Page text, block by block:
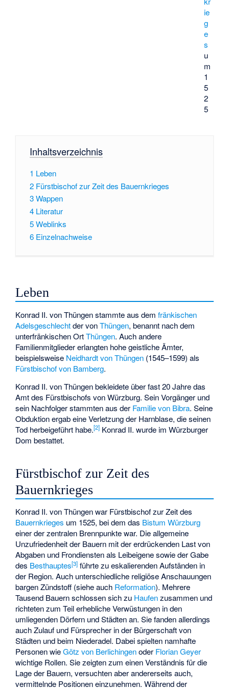
ie
g
e
s
u
m
1
5
2
5
Inhaltsverzeichnis
1 Leben
2 Fürstbischof zur Zeit des Bauernkrieges
3Wappen
4 Literatur
5Weblinks
6 Einzelnachweise
Leben
Konrad II. von Thüngen stammte aus demfränkischen
Adelsgeschlechtder vonThüngen, benannt nach dem
unterfränkischen OrtThüngen. Auch andere
Familienmitglieder erlangten hohe geistliche Ämter,
beispielsweise Neidhardt von Thüngen (1545–1599) als
Fürstbischof von Bamberg.
Konrad II. von Thüngen bekleidete über fast 20 Jahre das
Amt des Fürstbischofs von Würzburg. Sein Vorgänger und
sein Nachfolger stammten aus der Familie von Bibra. Seine
Obduktion ergab eine Verletzung der Harnblase, die seinen
Tod herbeigeführt habe.[2] Konrad II. wurde im Würzburger
Dom bestattet.
Fürstbischof zur Zeit des
Bauernkrieges
Konrad II. von Thüngen war Fürstbischof zur Zeit des
Bauernkrieges um 1525, bei dem das Bistum Würzburg
einer der zentralen Brennpunkte war. Die allgemeine
Unzufriedenheit der Bauern mit der erdrückenden Last von
Abgaben und Frondiensten als Leibeigene sowie der Gabe
des Besthauptes[3] führte zu eskalierenden Aufständen in
der Region. Auch unterschiedliche religiöse Anschauungen
bargen Zündstoff (siehe auch Reformation). Mehrere
Tausend Bauern schlossen sich zu Haufenzusammen und
richteten zum Teil erhebliche Verwüstungen in den
umliegenden Dörfern und Städten an. Sie fanden allerdings
auch Zulauf und Fürsprecher in der Bürgerschaft von
Städten und beim Niederadel. Dabei spielten namhafte
Personen wieGötz von Berlichingenoder Florian Geyer
wichtige Rollen. Sie zeigten zum einen Verständnis für die
Lage der Bauern, versuchten aber andererseits auch,
vermittelnde Positionen einzunehmen. Während der